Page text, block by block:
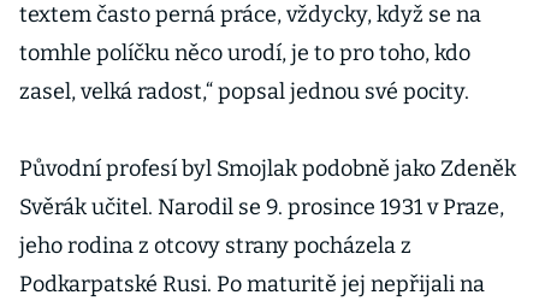
textem často perná práce, vždycky, když se na
tomhle políčku něco urodí, je to pro toho, kdo
zasel, velká radost,“ popsal jednou své pocity.
Původní profesí byl Smojlak podobně jako Zdeněk
Svěrák učitel. Narodil se 9. prosince 1931 v Praze,
jeho rodina z otcovy strany pocházela z
Podkarpatské Rusi. Po maturitě jej nepřijali na